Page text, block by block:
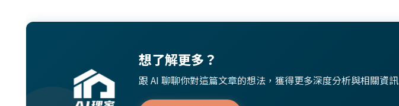
想了解更多？
跟 AI 聊聊你對這篇文章的想法，獲得更多深度分析與相關資訊